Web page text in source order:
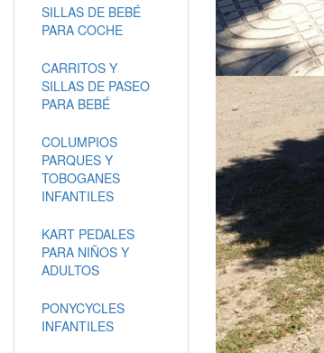
SILLAS DE BEBÉ
PARA COCHE
CARRITOS Y
SILLAS DE PASEO
PARA BEBÉ
COLUMPIOS
PARQUES Y
TOBOGANES
INFANTILES
KART PEDALES
PARA NIÑOS Y
ADULTOS
PONYCYCLES
INFANTILES